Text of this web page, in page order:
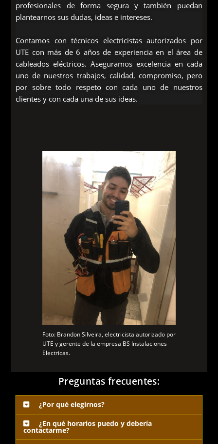
profesionales de forma segura y también puedan
plantearnos sus dudas, ideas e intereses.
Contamos con técnicos electricistas autorizados por
UTE con más de 6 años de experiencia en el área de
cableados eléctricos. Aseguramos excelencia en cada
uno de nuestros trabajos, calidad, compromiso, pero
por sobre todo respeto con cada uno de nuestros
clientes y con cada una de sus ideas.
Foto: Brandon Silveira, electricista autorizado por
UTE y gerente de la empresa BS Instalaciones
Electricas.
Preguntas frecuentes:
¿Por qué elegirnos?
¿En qué horarios puedo y debería
contactarme?